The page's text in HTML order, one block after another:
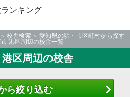
ンキング
校舎検索
愛知県の駅・市区町村から探す
港区周辺の校舎一覧
区周辺の校舎
ら絞り込む